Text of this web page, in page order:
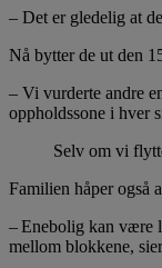
– Det er gledelig at
Nå bytter de ut den
– Vi vurderte andre
oppholdssone i hver
Selv om vi
Familien håper også
– Enebolig kan være
mellom blokkene,